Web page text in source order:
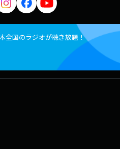
全国のラジオが聴き放題！